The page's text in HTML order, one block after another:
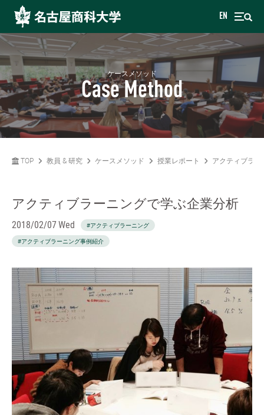
EN
ケースメソッド
Case Method
TOP 教員 & 研究 ケースメソッド 授業レポート アクティブラ
アクティブラーニングで学ぶ企業分析
2018/02/07 Wed #アクティブラーニング
#アクティブラーニング事例紹介